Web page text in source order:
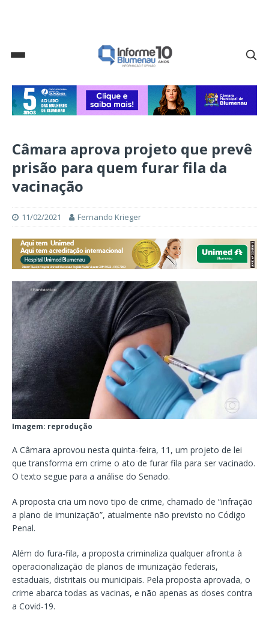
Câmara aprova projeto que prevê
prisão para quem furar fila da
vacinação
11/02/2021 Fernando Krieger
Imagem: reprodução
A Câmara aprovou nesta quinta-feira, 11, um projeto de lei
que transforma em crime o ato de furar fila para ser vacinado.
O texto segue para a análise do Senado.
A proposta cria um novo tipo de crime, chamado de “infração
a plano de imunização”, atualmente não previsto no Código
Penal.
Além do fura-fila, a proposta criminaliza qualquer afronta à
operacionalização de planos de imunização federais,
estaduais, distritais ou municipais. Pela proposta aprovada, o
crime abarca todas as vacinas, e não apenas as doses contra
a Covid-19.